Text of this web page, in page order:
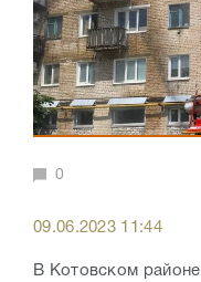
0
09.06.2023 11:44
В Котовском